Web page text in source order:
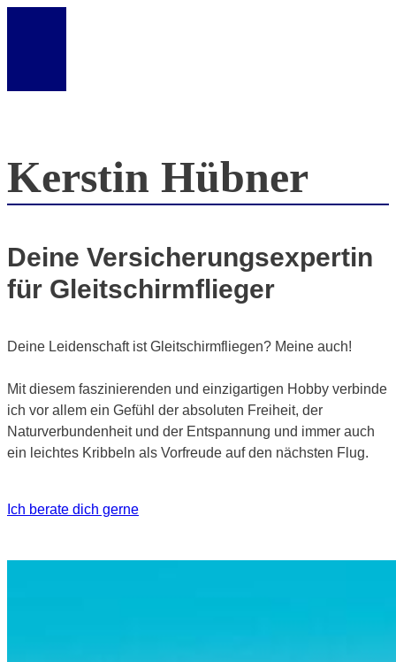
Kerstin Hübner
Deine Versicherungsexpertin
für Gleitschirmflieger
Deine Leidenschaft ist Gleitschirmfliegen? Meine auch!
Mit diesem faszinierenden und einzigartigen Hobby verbinde
ich vor allem ein Gefühl der absoluten Freiheit, der
Naturverbundenheit und der Entspannung und immer auch
ein leichtes Kribbeln als Vorfreude auf den nächsten Flug.
Ich berate dich gerne